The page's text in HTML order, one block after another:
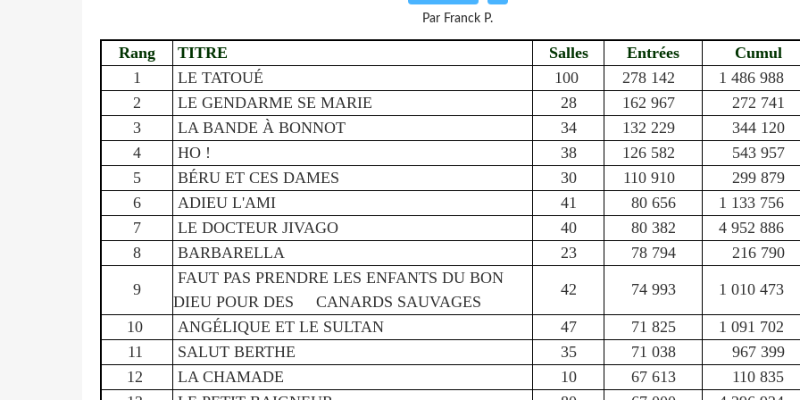
Par Franck P.
Rang TITRE Salles Entrées
Cumul
1
LE TATOUÉ 100 278 142
1 486 988
2
LE GENDARME SE MARIE 28 162 967
272 741
3
LA BANDE À BONNOT 34 132 229
344 120
4
HO ! 38 126 582
543 957
5
BÉRU ET CES DAMES 30 110 910
299 879
6
ADIEU L'AMI 41 80 656
1 133 756
7
LE DOCTEUR JIVAGO 40 80 382
4 952 886
8
BARBARELLA 23 78 794 216 790
9
FAUT PAS PRENDRE LES ENFANTS DU BON
DIEU POUR DES CANARDS SAUVAGES
42 74 993 1 010 473
10 ANGÉLIQUE ET LE SULTAN 47 71 825
1 091 702
11
SALUT BERTHE 35 71 038
967 399
12
LA CHAMADE 10 67 613
110 835